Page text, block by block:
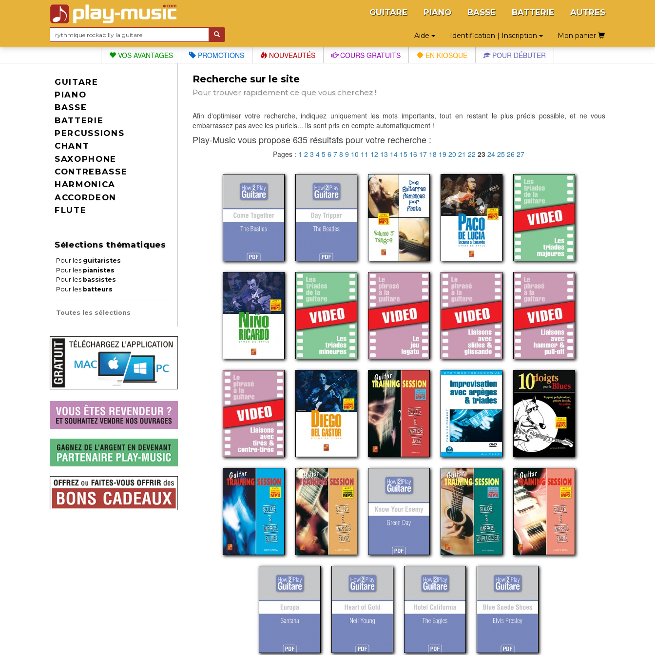
GUITARE PIANO BASSE BATTERIE AUTRES
Aide Identification | Inscription Mon panier
VOS AVANTAGES PROMOTIONS NOUVEAUTÉS COURS GRATUITS EN KIOSQUE POUR DÉBUTER
GUITARE
PIANO
BASSE
BATTERIE
PERCUSSIONS
CHANT
SAXOPHONE
CONTREBASSE
HARMONICA
ACCORDEON
FLUTE
Sélections thématiques
Pour les guitaristes
Pour les pianistes
Pour les bassistes
Pour les batteurs
Toutes les sélections
Recherche sur le site
Pour trouver rapidement ce que vous cherchez !
Afin d'optimiser votre recherche, indiquez uniquement les mots importants, tout en restant le plus précis possible, et ne vous
embarrassez pas avec les pluriels... ils sont pris en compte automatiquement !
Play-Music vous propose 635 résultats pour votre recherche :
Pages : 1 2 3 4 5 6 7 8 9 10 11 12 13 14 15 16 17 18 19 20 21 22 23 24 25 26 27